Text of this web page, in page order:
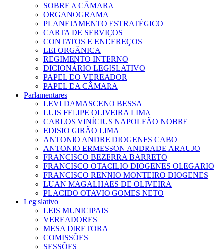
SOBRE A CÂMARA
ORGANOGRAMA
PLANEJAMENTO ESTRATÉGICO
CARTA DE SERVIÇOS
CONTATOS E ENDEREÇOS
LEI ORGÂNICA
REGIMENTO INTERNO
DICIONÁRIO LEGISLATIVO
PAPEL DO VEREADOR
PAPEL DA CÂMARA
Parlamentares
LEVI DAMASCENO BESSA
LUIS FELIPE OLIVEIRA LIMA
CARLOS VINÍCIUS NAPOLEÃO NOBRE
EDISIO GIRÃO LIMA
ANTONIO ANDRE DIOGENES CABO
ANTONIO ERMESSON ANDRADE ARAUJO
FRANCISCO BEZERRA BARRETO
FRANCISCO OTACILIO DIOGENES OLEGARIO
FRANCISCO RENNIO MONTEIRO DIOGENES
LUAN MAGALHAES DE OLIVEIRA
PLACIDO OTAVIO GOMES NETO
Legislativo
LEIS MUNICIPAIS
VEREADORES
MESA DIRETORA
COMISSÕES
SESSÕES